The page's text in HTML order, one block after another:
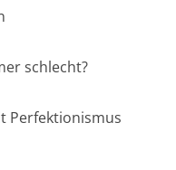
schlecht?
Perfektionismus